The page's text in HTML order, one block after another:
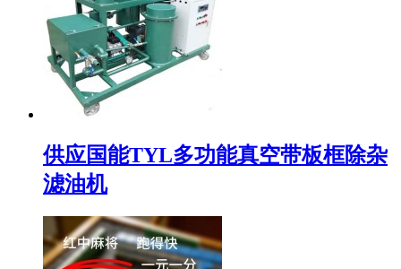
供应国能TYL多功能真空带板框除杂
滤油机